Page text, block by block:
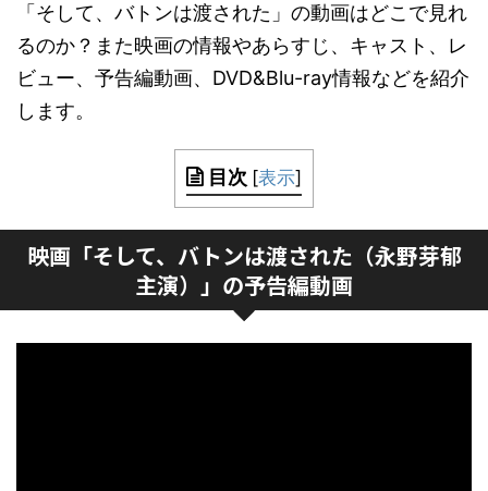
「そして、バトンは渡された」の動画はどこで見れ
るのか？また映画の情報やあらすじ、キャスト、レ
ビュー、予告編動画、DVD&Blu-ray情報などを紹介
します。
目次 [表示]
映画「そして、バトンは渡された（永野芽郁
主演）」の予告編動画